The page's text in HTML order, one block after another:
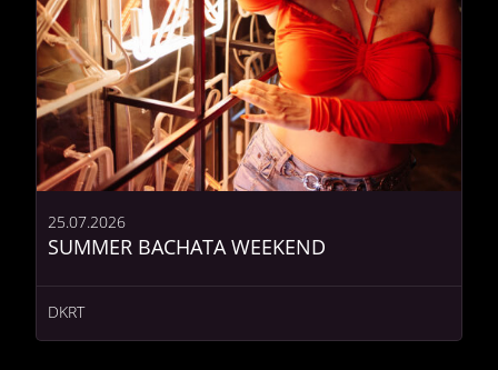
SUMMER BACHATA WEEKEND
25.07.2026
DKRT